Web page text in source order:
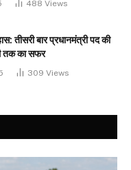
488 Views
तीसरी बार प्रधानमंत्री पद की
तक का सफर
309 Views